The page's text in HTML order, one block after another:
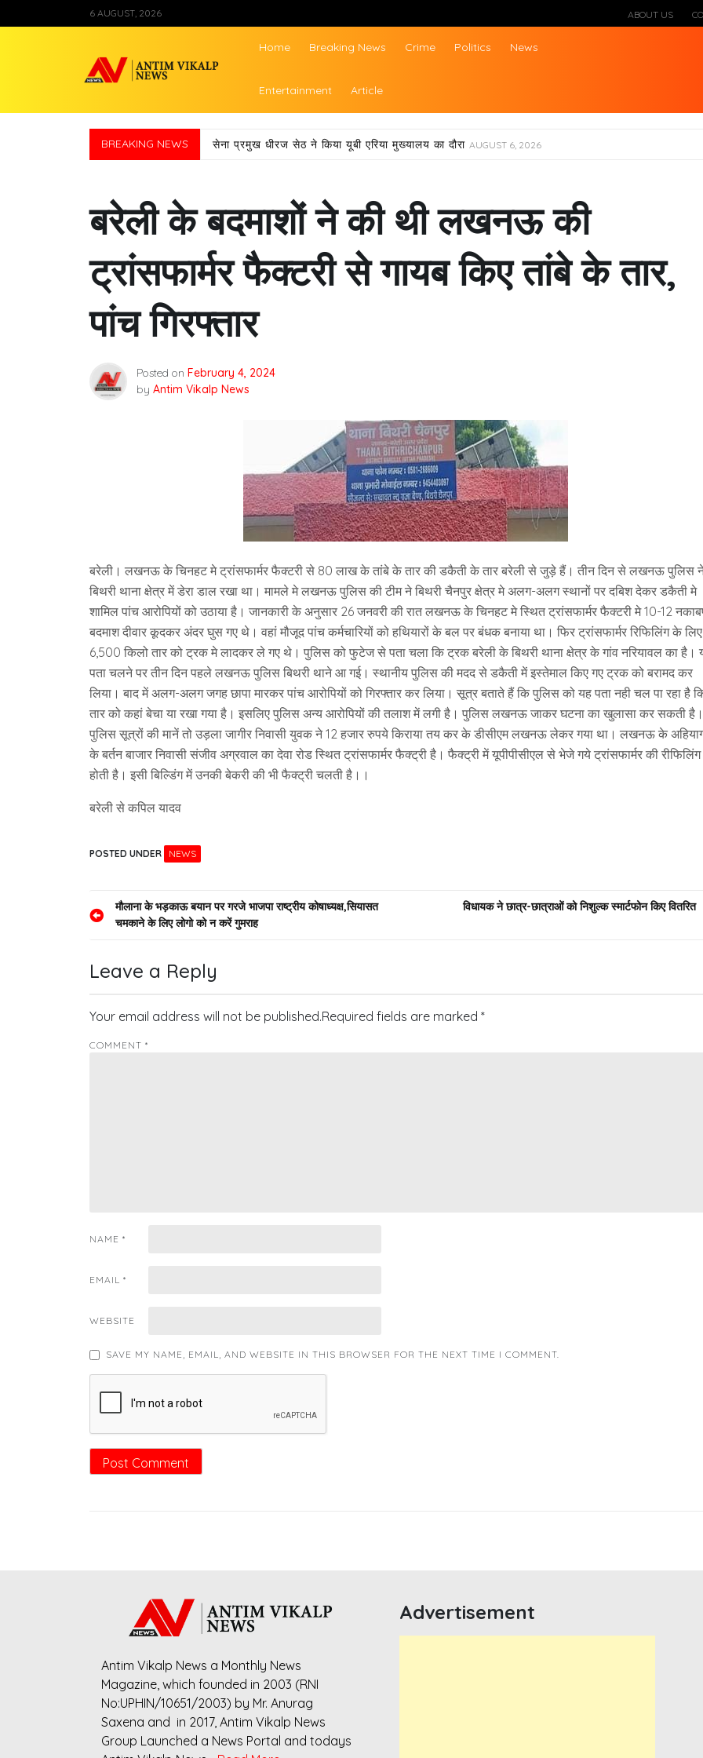
to
6 AUGUST, 2026 ABOUT US
Antim Vikalp News
Home Breaking News Crime Politics News
Entertainment Article
BREAKING NEWS सेना प्रमुख धीरज सेठ ने किया यूबी एरिया मुख्यालय का दौरा AUGUST 6, 2026
बरेली के बदमाशों ने की थी लखनऊ की
ट्रांसफार्मर फैक्टरी से गायब किए तांबे के तार,
पांच गिरफ्तार
Posted on February 4, 2024
by Antim Vikalp News
बरेली। लखनऊ के चिनहट मे ट्रांसफार्मर फैक्टरी से 80 लाख के तांबे के तार की डकैती के तार बरेली से जुड़े हैं। तीन दिन से लखनऊ पुलिस
बिथरी थाना क्षेत्र में डेरा डाल रखा था। मामले मे लखनऊ पुलिस की टीम ने बिथरी चैनपुर क्षेत्र मे अलग-अलग स्थानों पर दबिश देकर डकैती मे
शामिल पांच आरोपियों को उठाया है। जानकारी के अनुसार 26 जनवरी की रात लखनऊ के चिनहट मे स्थित ट्रांसफार्मर फैक्टरी मे 10-12
बदमाश दीवार कूदकर अंदर घुस गए थे। वहां मौजूद पांच कर्मचारियों को हथियारों के बल पर बंधक बनाया था। फिर ट्रांसफार्मर रिफिलिंग के
6,500 किलो तार को ट्रक मे लादकर ले गए थे। पुलिस को फुटेज से पता चला कि ट्रक बरेली के बिथरी थाना क्षेत्र के गांव नरियावल का है।
पता चलने पर तीन दिन पहले लखनऊ पुलिस बिथरी थाने आ गई। स्थानीय पुलिस की मदद से डकैती में इस्तेमाल किए गए ट्रक को बरामद कर
लिया। बाद में अलग-अलग जगह छापा मारकर पांच आरोपियों को गिरफ्तार कर लिया। सूत्र बताते हैं कि पुलिस को यह पता नही चल पा रहा है
तार को कहां बेचा या रखा गया है। इसलिए पुलिस अन्य आरोपियों की तलाश में लगी है। पुलिस लखनऊ जाकर घटना का खुलासा कर सकती है।
पुलिस सूत्रों की मानें तो उड़ला जागीर निवासी युवक ने 12 हजार रुपये किराया तय कर के डीसीएम लखनऊ लेकर गया था। लखनऊ के
के बर्तन बाजार निवासी संजीव अग्रवाल का देवा रोड स्थित ट्रांसफार्मर फैक्ट्री है। फैक्ट्री में यूपीपीसीएल से भेजे गये ट्रांसफार्मर की रीफिलिंग
होती है। इसी बिल्डिंग में उनकी बेकरी की भी फैक्ट्री चलती है।।
बरेली से कपिल यादव
POSTED UNDER NEWS
Postमौलाना के भड़काऊ बयान पर गरजे भाजपा राष्ट्रीय कोषाध्यक्ष,सियासत
चमकाने के लिए लोगो को न करें गुमराह
विधायक ने छात्र-छात्राओं को निशुल्क स्मार्टफोन किए वितरित
Leave a Reply
Your email address will not be published.Required fields are marked *
COMMENT *
NAME *
EMAIL *
WEBSITE
SAVE MY NAME, EMAIL, AND WEBSITE IN THIS BROWSER FOR THE NEXT TIME I COMMENT.
Antim Vikalp News a Monthly News
Magazine, which founded in 2003 (RNI
No:UPHIN/10651/2003) by Mr. Anurag
Saxena and in 2017, Antim Vikalp News
Group Launched a News Portal and todays
Advertisement